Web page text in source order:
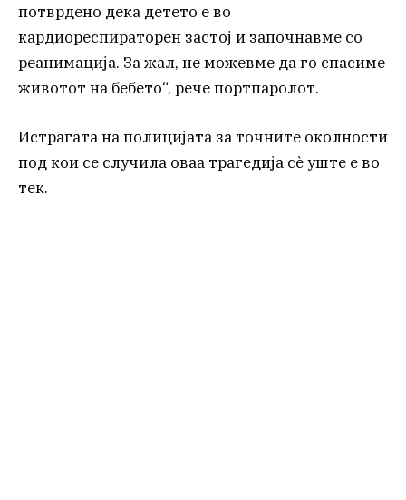
потврдено дека детето е во
кардиореспираторен застој и започнавме со
реанимација. За жал, не можевме да го спасиме
животот на бебето“, рече портпаролот.
Истрагата на полицијата за точните околности
под кои се случила оваа трагедија сè уште е во
тек.